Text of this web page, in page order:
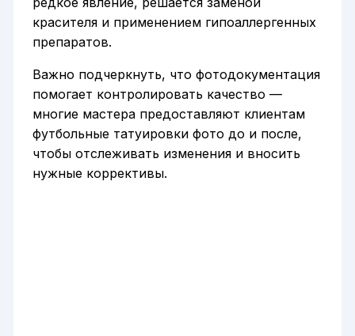
красителя и применением гипоаллергенных
препаратов.
Важно подчеркнуть, что фотодокументация
помогает контролировать качество —
многие мастера предоставляют клиентам
футбольные татуировки фото до и после,
чтобы отслеживать изменения и вносить
нужные коррективы.